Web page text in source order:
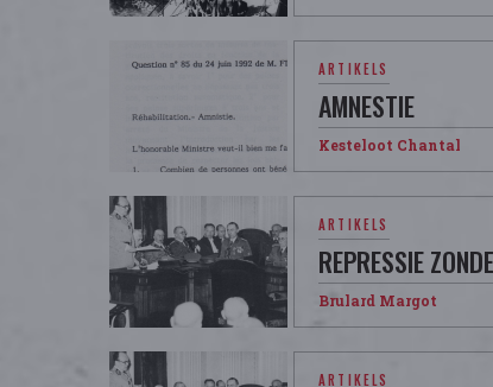
ARTIKELS
AMNESTIE
Kesteloot Chantal
ARTIKELS
REPRESSIE
Brulard Margot
ARTIKELS